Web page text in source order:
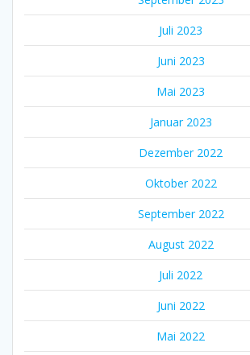
Juli 2023
Juni 2023
Mai 2023
Januar 2023
Dezember 2022
Oktober 2022
September 2022
August 2022
Juli 2022
Juni 2022
Mai 2022